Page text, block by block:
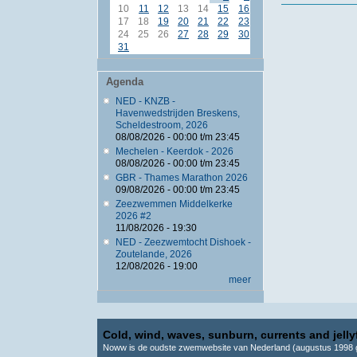
10
11 12 13 14 15
16
17
18 19 20 21 22
23
24
25 26 27 28 29
30
31
Agenda
NED - KNZB -
Havenwedstrijden Breskens,
Scheldestroom, 2026
08/08/2026 - 00:00t/m 23:45
Mechelen - Keerdok - 2026
08/08/2026 - 00:00t/m 23:45
GBR - Thames Marathon 2026
09/08/2026 - 00:00t/m 23:45
Zeezwemmen Middelkerke
2026 #2
11/08/2026 - 19:30
NED - Zeezwemtocht Dishoek -
Zoutelande, 2026
12/08/2026 - 19:00
meer
Cold, wind, waves, sunburn, currents and
Noww is de oudste zwemwebsite van Nederland (augustus 1998